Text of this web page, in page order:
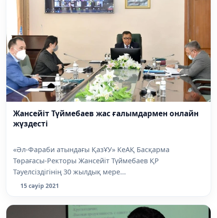
Жансейіт Түймебаев жас ғалымдармен онлайн
жүздесті
«Әл-Фараби атындағы ҚазҰУ» КеАҚ Басқарма
Төрағасы-Ректоры Жансейіт Түймебаев ҚР
Тәуелсіздігінің 30 жылдық мере...
15 сәуір 2021